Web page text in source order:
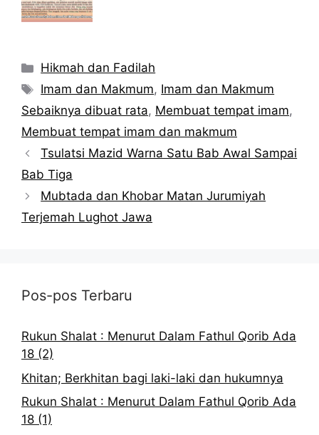
Kategori
Hikmah dan Fadilah
Tag
Imam dan Makmum, Imam dan Makmum
Sebaiknya dibuat rata, Membuat tempat imam,
Membuat tempat imam dan makmum
Tsulatsi Mazid Warna Satu Bab Awal Sampai
Bab Tiga
Mubtada dan Khobar Matan Jurumiyah
Terjemah Lughot Jawa
Pos-pos Terbaru
Rukun Shalat : Menurut Dalam Fathul Qorib Ada
18 (2)
Khitan; Berkhitan bagi laki-laki dan hukumnya
Rukun Shalat : Menurut Dalam Fathul Qorib Ada
18 (1)